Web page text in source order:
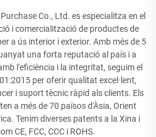
Co., Ltd. es especialitza en el
i comercialització de productes de
a ús interior i exterior. Amb més de 5
una forta reputació al país i a
l'eficiència i la integritat, seguim el
per oferir qualitat excel·lent,
i suport tècnic ràpid als clients. Els
a més de 70 països d'Àsia, Orient
Tenim diverses patents a la Xina i
CE, FCC, CCC i ROHS.